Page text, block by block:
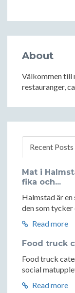
About
Välkommen till
restauranger,
Recent Posts
Mat i
fika och...
Halmstad är
den som tycker
Read more
Food truck
Food truck
social
Read more